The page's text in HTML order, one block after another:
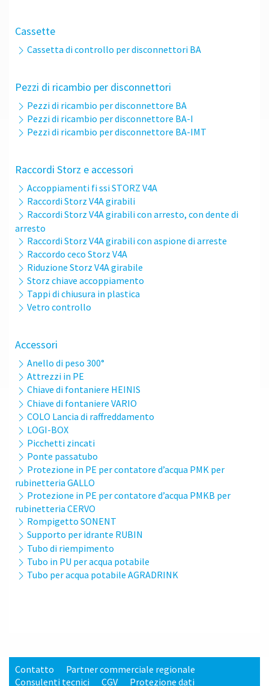
Cassette
Cassetta di controllo per disconnettori BA
Pezzi di ricambio per disconnettori
Pezzi di ricambio per disconnettore BA
Pezzi di ricambio per disconnettore BA-I
Pezzi di ricambio per disconnettore BA-IMT
Raccordi Storz e accessori
Accoppiamenti fi ssi STORZ V4A
Raccordi Storz V4A girabili
Raccordi Storz V4A girabili con arresto, con dente di
arresto
Raccordi Storz V4A girabili con aspione di arreste
Raccordo ceco Storz V4A
Riduzione Storz V4A girabile
Storz chiave accoppiamento
Tappi di chiusura in plastica
Vetro controllo
Accessori
Anello di peso 300°
Attrezzi in PE
Chiave di fontaniere HEINIS
Chiave di fontaniere VARIO
COLO Lancia di raffreddamento
LOGI-BOX
Picchetti zincati
Ponte passatubo
Protezione in PE per contatore d’acqua PMK per
rubinetteria GALLO
Protezione in PE per contatore d’acqua PMKB per
rubinetteria CERVO
Rompigetto SONENT
Supporto per idrante RUBIN
Tubo di riempimento
Tubo in PU per acqua potabile
Tubo per acqua potabile AGRADRINK
Contatto
Partner commerciale regionale
Consulenti tecnici
CGV Protezione dati